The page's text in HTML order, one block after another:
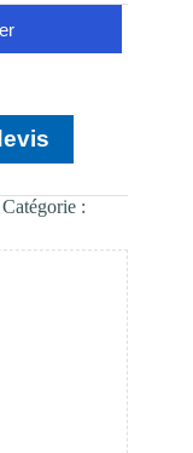
Catégorie :